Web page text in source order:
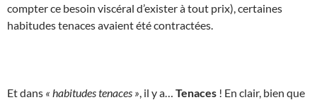
compter ce besoin viscéral d’exister à tout prix), certaines
habitudes tenaces avaient été contractées.
Et dans « habitudes tenaces » , il y a… Tenaces ! En clair, bien que